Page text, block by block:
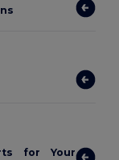
for Your